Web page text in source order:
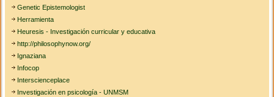
Genetic Epistemologist
Herramienta
Heuresis - Investigación curricular y educativa
http://philosophynow.org/
Ignaziana
Infocop
Interscienceplace
Investigación en psicología - UNMSM